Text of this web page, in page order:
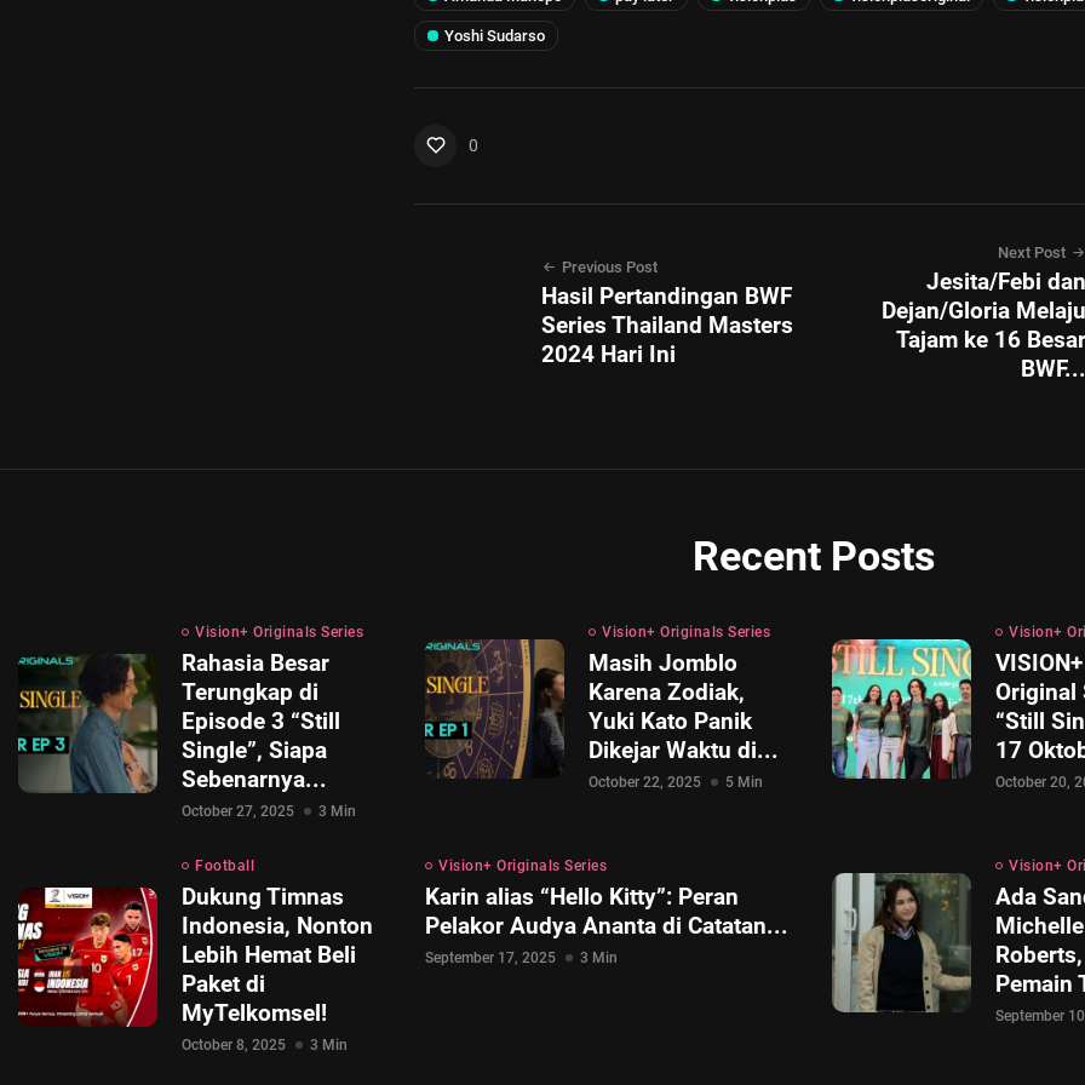
Yoshi Sudarso
0
Previous Post
Hasil Pertandingan BWF
Series Thailand Masters
2024 Hari Ini
Next Post
Jesita/Febi dan
Dejan/Gloria Melaju
Tajam ke 16 Besar
BWF...
Recent Posts
Vision+ Originals Series
Rahasia Besar
Terungkap di
Episode 3 “Still
Single”, Siapa
Sebenarnya...
October 27, 2025 3 Min
Vision+ Originals Series
Masih Jomblo
Karena Zodiak,
Yuki Kato Panik
Dikejar Waktu di...
October 22, 2025 5 Min
Vision+
Original
“Still
17
October 20,
Football
Dukung Timnas
Indonesia, Nonton
Lebih Hemat Beli
Paket di
MyTelkomsel!
October 8, 2025 3 Min
Vision+ Originals Series
Karin alias “Hello Kitty”: Peran
Pelakor Audya Ananta di Catatan...
September 17, 2025 3 Min
Vision+
Ada
Pemain
September